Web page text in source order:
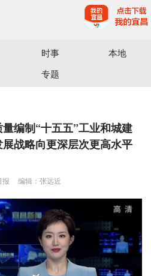
时事
本地
专题
编制“十五五”工业和城建
战略向更深层次更高水平
报 编辑：张远近